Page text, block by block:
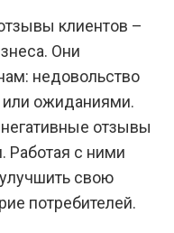
клиентов –
Они
недовольство
или ожиданиями.
отзывы
Работая с ними
свою
потребителей.